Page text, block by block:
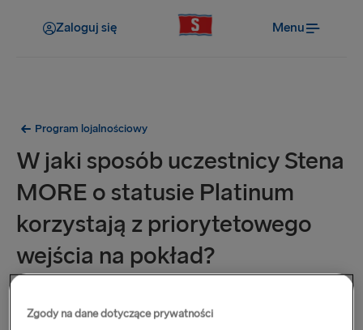
Zaloguj się Menu
Program lojalnościowy
W jaki sposób uczestnicy Stena
MORE o statusie Platinum
korzystają z priorytetowego
wejścia na pokład?
następujących trasach:
Zgody na dane dotyczące prywatności